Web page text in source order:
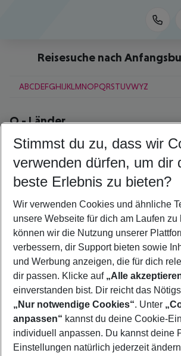
Reisesuche nach
ABCDEFGHIJKL MNOPQRSTUVWYZ
O-Länder
Oman
O- Städte
Oia
Okurcalar
Olbia
Orlando
Ornos
Oslo
Ölüdeniz
Footer
Footer navigation
Über uns
AGB
Stimmst du zu, dass wir
verwenden dürfen, um dir
beste Erlebnis zu bieten?
Wir verwenden Cookies und ähnliche
unsere Webseite für dich am Laufen zu
können wir die Nutzung unserer
verbessern, dir Support bieten sowie
und Werbung anzeigen, die für dich
dir passen. Klicke auf „Alle
einverstanden bist. Dir reicht das
„Nur notwendige Cookies“. Unter
anpassen“ kannst du deine Cookie-
individuell anpassen. Du kannst deine
Einstellungen natürlich jederzeit